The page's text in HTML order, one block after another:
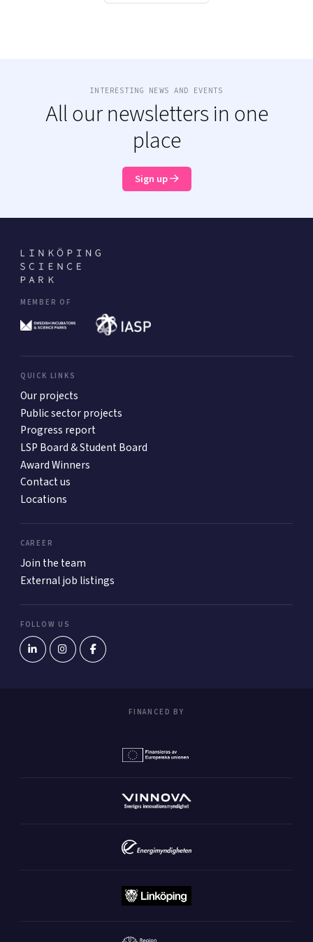
INTERESTING NEWS AND EVENTS
All our newsletters in one
place
Sign up
MEMBER OF
QUICK LINKS
Our projects
Public sector projects
Progress report
LSP Board & Student Board
Award Winners
Contact us
Locations
CAREER
Join the team
External job listings
FOLLOW US
FINANCED BY